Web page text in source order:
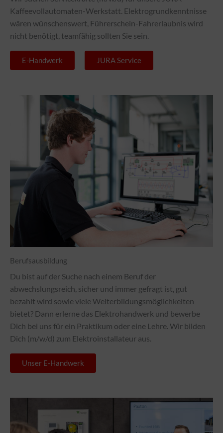
Kaffeevollautomaten-Werkstatt. Elektrogrundkenntnisse
wären wünschenswert, Führerschein-Fahrerlaubnis wird
nicht benötigt, teamfähig sollten Sie sein.
E-Handwerk JURA Service
Berufsausbildung
Du bist auf der Suche nach einem Beruf der
abwechslungsreich, sicher und immer gefragt ist, gut
bezahlt wird sowie viele Weiterbildungsmöglichkeiten
bietet? Dann erlerne das Elektrohandwerk und bewerbe
Dich bei uns für ein Praktikum oder eine Lehre. Wir bilden
Dich (m/w/d) zum Elektroinstallateur aus.
Unser E-Handwerk